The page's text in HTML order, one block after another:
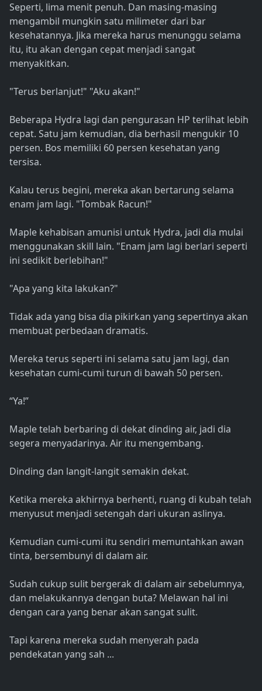
Seperti, lima menit penuh. Dan masing-masing
mengambil mungkin satu milimeter dari bar
kesehatannya. Jika mereka harus menunggu selama
itu, itu akan dengan cepat menjadi sangat
menyakitkan.
"Terus berlanjut!" "Aku akan!"
Beberapa Hydra lagi dan pengurasan HP terlihat lebih
cepat. Satu jam kemudian, dia berhasil mengukir 10
persen. Bos memiliki 60 persen kesehatan yang
tersisa.
Kalau terus begini, mereka akan bertarung selama
enam jam lagi. "Tombak Racun!"
Maple kehabisan amunisi untuk Hydra, jadi dia mulai
menggunakan skill lain. "Enam jam lagi berlari seperti
ini sedikit berlebihan!"
"Apa yang kita lakukan?"
Tidak ada yang bisa dia pikirkan yang sepertinya akan
membuat perbedaan dramatis.
Mereka terus seperti ini selama satu jam lagi, dan
kesehatan cumi-cumi turun di bawah 50 persen.
“Ya!”
Maple telah berbaring di dekat dinding air, jadi dia
segera menyadarinya. Air itu mengembang.
Dinding dan langit-langit semakin dekat.
Ketika mereka akhirnya berhenti, ruang di kubah telah
menyusut menjadi setengah dari ukuran aslinya.
Kemudian cumi-cumi itu sendiri memuntahkan awan
tinta, bersembunyi di dalam air.
Sudah cukup sulit bergerak di dalam air sebelumnya,
dan melakukannya dengan buta? Melawan hal ini
dengan cara yang benar akan sangat sulit.
Tapi karena mereka sudah menyerah pada
pendekatan yang sah ...